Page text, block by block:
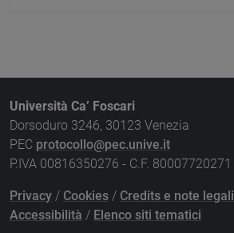
Università Ca’ Foscari
Dorsoduro 3246, 30123 Venezia
PEC protocollo@pec.unive.it
P.IVA 00816350276 - C.F. 80007720271
Privacy / Cookies / Credits e note legali
Accessibilità / Elenco siti tematici